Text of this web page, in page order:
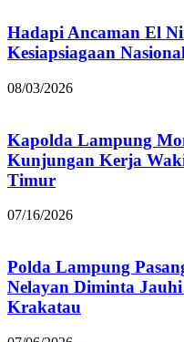
Hadapi Ancaman El
Kesiapsiagaan
08/03/2026
Kapolda Lampung
Kunjungan Kerja
Timur
07/16/2026
Polda Lampung
Nelayan Diminta
Krakatau